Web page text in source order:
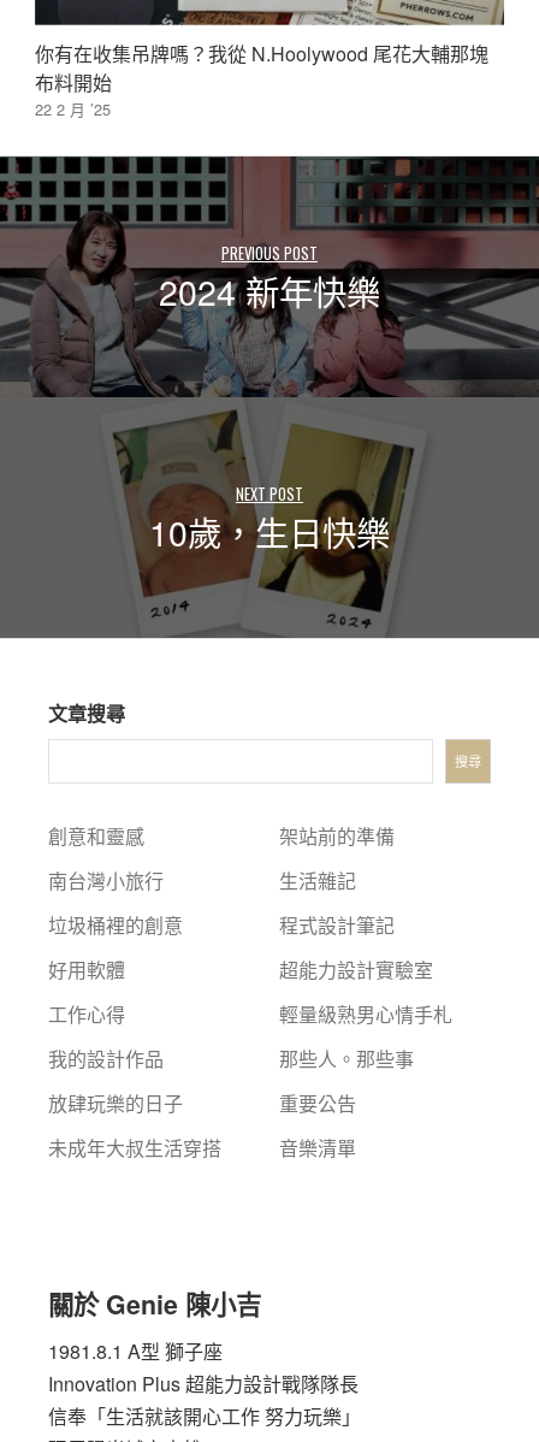
你有在收集吊牌嗎？我從 N.Hoolywood 尾花大輔那塊
布料開始
22 2 月 ’25
PREVIOUS POST
2024 新年快樂
NEXT POST
10歲，生日快樂
文章搜尋
搜尋
創意和靈感
南台灣小旅行
垃圾桶裡的創意
好用軟體
工作心得
我的設計作品
放肆玩樂的日子
未成年大叔生活穿搭
架站前的準備
生活雜記
程式設計筆記
超能力設計實驗室
輕量級熟男心情手札
那些人。那些事
重要公告
音樂清單
關於 Genie 陳小吉
1981.8.1 A型 獅子座
Innovation Plus超能力設計戰隊隊長
信奉「生活就該開心工作 努力玩樂」